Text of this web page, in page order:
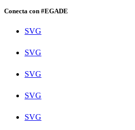
Conecta con #EGADE
SVG
SVG
SVG
SVG
SVG